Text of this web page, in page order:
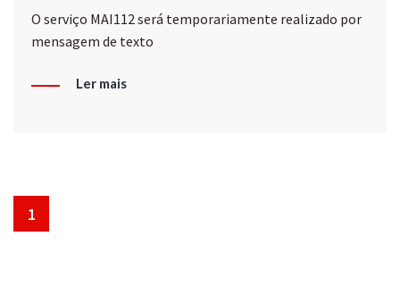
O serviço MAI112 será temporariamente realizado por
mensagem de texto
Ler mais
1